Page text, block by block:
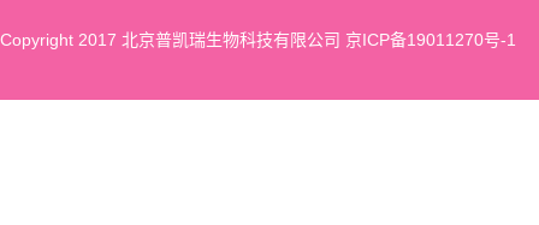
Copyright 2017 北京普凯瑞生物科技有限公司 京ICP备19011270号-1